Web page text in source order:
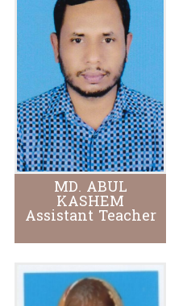
MD. ABUL
KASHEM
Assistant Teacher